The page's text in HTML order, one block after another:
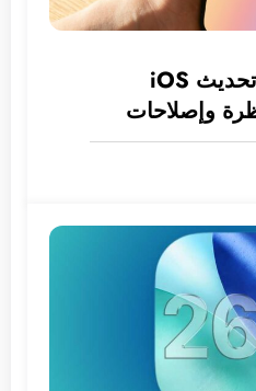
كل ما هو جديد في تحديث iOS
وإصلاحات